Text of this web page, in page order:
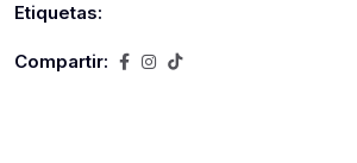
Etiquetas:
Compartir: